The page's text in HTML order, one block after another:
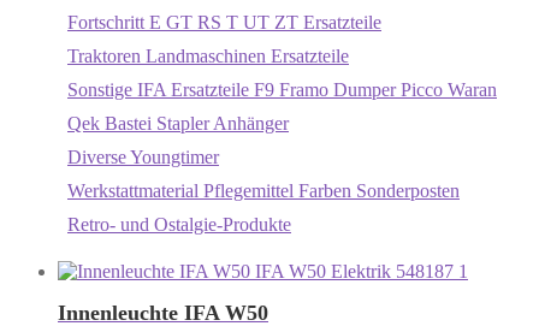
Fortschritt E GT RS T UT ZT Ersatzteile
Traktoren Landmaschinen Ersatzteile
Sonstige IFA Ersatzteile F9 Framo Dumper Picco Waran
Qek Bastei Stapler Anhänger
Diverse Youngtimer
Werkstattmaterial Pflegemittel Farben Sonderposten
Retro- und Ostalgie-Produkte
Innenleuchte IFA W50